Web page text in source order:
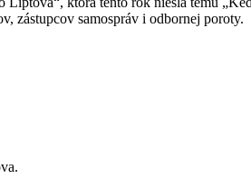
zástupcov samospráv i odbornej poroty.